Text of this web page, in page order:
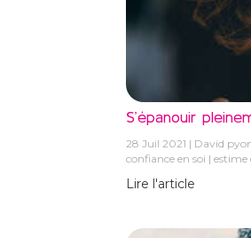
S’épanouir
28 Juil 2021 David
confiance en soi
estime
Lire l'article